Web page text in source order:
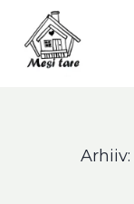
content
Arhiiv: